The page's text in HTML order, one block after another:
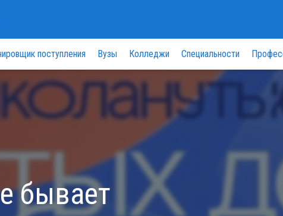
поступления Вузы Колледжи Специальности
бывает